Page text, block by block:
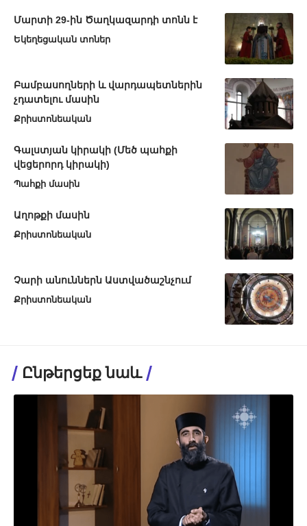
Մարտի 29-ին Ծաղկազարդի տոնն է
Եկեղեցական տոներ
Բամբասողների և վարդապետներին
չդատելու մասին
Քրիստոնեական
Գալստյան կիրակի (Մեծ պահքի
վեցերորդ կիրակի)
Պահքի մասին
Աղոթքի մասին
Քրիստոնեական
Չարի անուններն Աստվածաշնչում
Քրիստոնեական
Ընթերցեք նաև